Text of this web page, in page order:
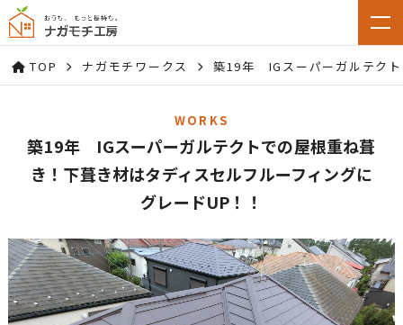
TOP ナガモチワークス 築19年 IGスーパーガルテクト
WORKS
築19年 IGスーパーガルテクトでの屋根重ね葺
き！下葺き材はタディスセルフルーフィングに
グレードUP！！